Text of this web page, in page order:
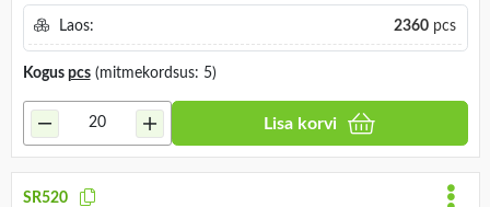
Laos: 2360pcs
Kogus pcs(mitmekordsus: 5)
Lisa korvi
SR520